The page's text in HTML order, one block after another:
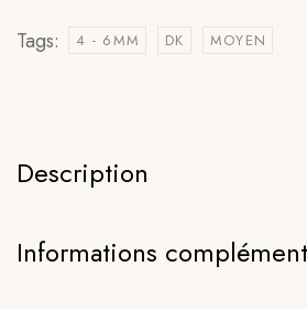
Tags: 4 - 6MM DK MOYEN
Description
Informations